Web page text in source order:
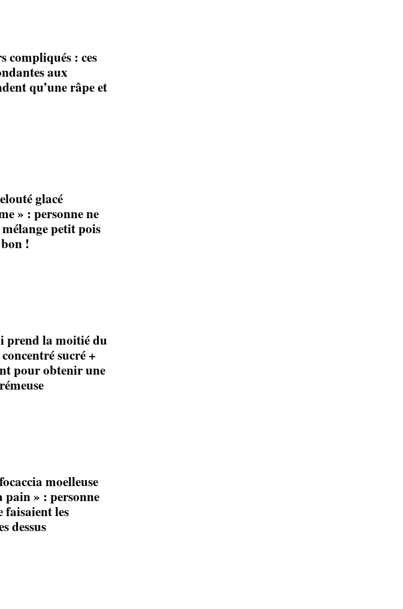
compliqués : ces
aux
qu’une râpe et
glacé
» : personne ne
petit pois
!
prend la moitié du
sucré +
pour obtenir une
moelleuse
» : personne
faisaient les
dessus